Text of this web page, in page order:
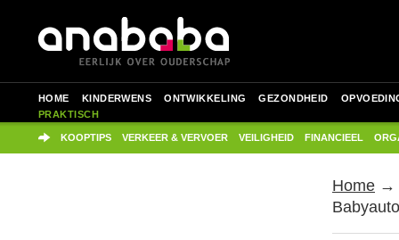
HOME KINDERWENS ONTWIKKELING GEZONDHEID
PRAKTISCH
KOOPTIPS VERKEER & VERVOER VEILIGHEID FINANCIEEL
Home →